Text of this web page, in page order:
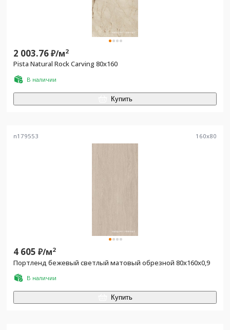
2 003.76₽/м2
Pista Natural Rock Carving 80x160
В наличии
Купить
n179553 160x80
4 605 ₽/м2
Портленд бежевый светлый матовый обрезной 80x160x0,9
В наличии
Купить